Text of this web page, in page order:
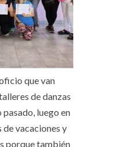
que van
de danzas
luego en
de vacaciones y
porque también